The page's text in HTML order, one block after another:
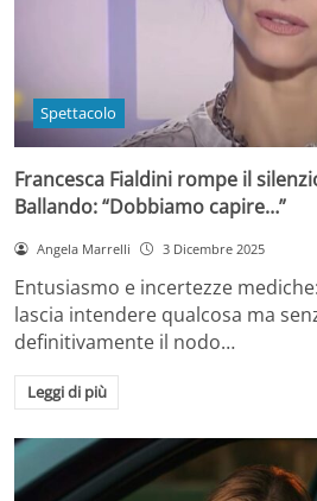
Spettacolo
Francesca Fialdini rompe il
Ballando: “Dobbiamo capire…”
Angela Marrelli 3 Dicembre 2025
Entusiasmo e incertezze
lascia intendere qualcosa ma
definitivamente il nodo…
Leggi di più